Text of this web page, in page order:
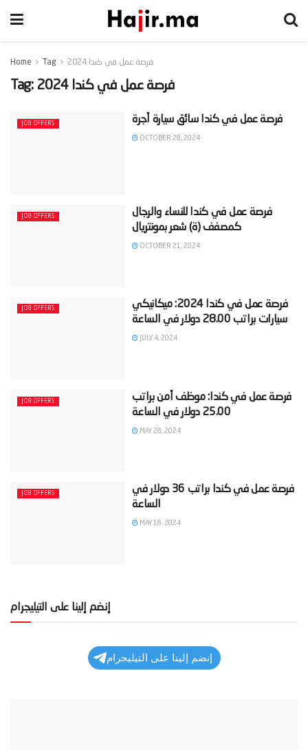
Home Tag فرصة عمل في كندا 2024
Tag: فرصة عمل في كندا 2024
JOB OFFERS ‫فرصة عمل في كندا سائق سيارة أجرة‬
OCTOBER 28, 2024
JOB OFFERS
‫فرصة عمل في كندا للنساء والرجال
كمصفف (ة) شعر بمونتريال‬
OCTOBER 21, 2024
JOB OFFERS
‫فرصة عمل في كندا 2024: ميكانيكي
سيارات براتب 28.00 دولار في الساعة‬
JULY 4, 2024
JOB OFFERS
‫فرصة عمل في كندا: موظف أمن براتب
MAY 28, 2024
JOB OFFERS
‫فرصة عمل في كندا براتب 36 دولار في
MAY 18, 2024
إنضم إلينا على التيليجرام
إنضم إلينا على التيليجرام